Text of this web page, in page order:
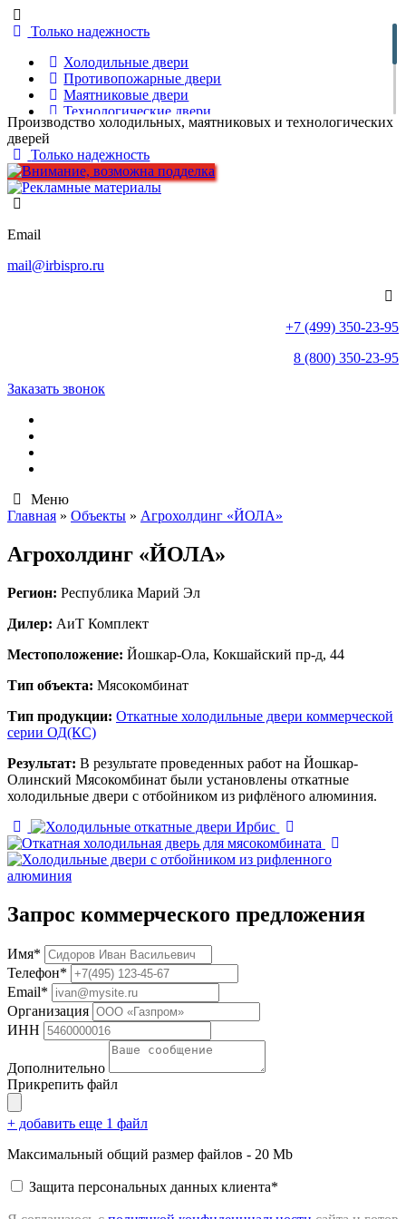
Только надежность
Холодильные двери
Противопожарные двери
Маятниковые двери
Технологические двери
Скоростные рулонные ворота
Шлюзовое исполнение
Камеры шоковой заморозки
Холодильные камеры
Запчасти
Инструкции
Производство холодильных, маятниковых и технологических
дверей
Только надежность
Email
mail@irbispro.ru
+7 (499) 350-23-95
8 (800) 350-23-95
Заказать звонок
Меню
Главная » Объекты » Агрохолдинг «ЙОЛА»
Агрохолдинг «ЙОЛА»
Регион: Республика Марий Эл
Дилер: АиТ Комплект
Местоположение: Йошкар-Ола, Кокшайский пр-д, 44
Тип объекта: Мясокомбинат
Тип продукции: Откатные холодильные двери коммерческой
серии ОД(КС)
Результат: В результате проведенных работ на Йошкар-
Олинский Мясокомбинат были установлены откатные
холодильные двери с отбойником из рифлёного алюминия.
Запрос коммерческого предложения
Имя*
Телефон*
Email*
Организация
ИНН
Дополнительно
Прикрепить файл
+ добавить еще 1 файл
Максимальный общий размер файлов - 20 Mb
Защита персональных данных клиента*